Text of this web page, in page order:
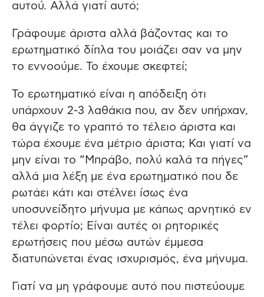
αυτού. Αλλά γιατί αυτό;
Γράφουμε άριστα αλλά βάζοντας και το
ερωτηματικό δίπλα του μοιάζει σαν να μην
το εννοούμε. Το έχουμε σκεφτεί;
Το ερωτηματικό είναι η απόδειξη ότι
υπάρχουν 2-3 λαθάκια που, αν δεν υπήρχαν,
θα άγγιζε το γραπτό το τέλειο άριστα και
τώρα έχουμε ένα μέτριο άριστα; Και γιατί να
μην είναι το “Μπράβο, πολύ καλά τα πήγες”
αλλά μια λέξη με ένα ερωτηματικό που δε
ρωτάει κάτι και στέλνει ίσως ένα
υποσυνείδητο μήνυμα με κάπως αρνητικό εν
τέλει φορτίο; Είναι αυτές οι ρητορικές
ερωτήσεις που μέσω αυτών έμμεσα
διατυπώνεται ένας ισχυρισμός, ένα μήνυμα.
Γιατί να μη γράφουμε αυτό που πιστεύουμε